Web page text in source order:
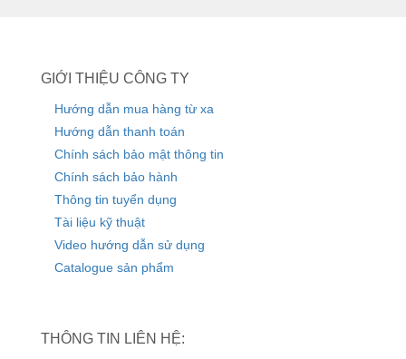
GIỚI THIỆU CÔNG TY
Hướng dẫn mua hàng từ xa
Hướng dẫn thanh toán
Chính sách bảo mật thông tin
Chính sách bảo hành
Thông tin tuyển dụng
Tài liệu kỹ thuật
Video hướng dẫn sử dụng
Catalogue sản phẩm
THÔNG TIN LIÊN HỆ: